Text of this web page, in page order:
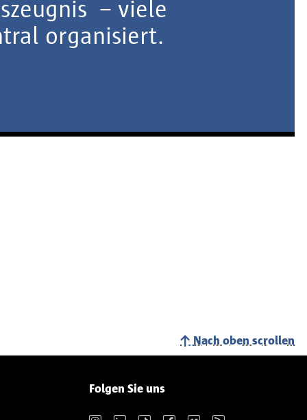
– viele
organisiert.
Nach oben scrollen
Folgen Sie uns